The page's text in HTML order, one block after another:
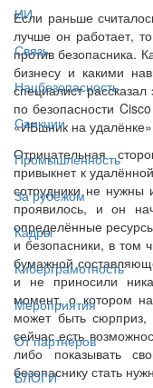
ИИ
Связь
Нацбезопасность
Санкции
Промышленность
За рубежом
Кадры
Киберграмотность
Мероприятия
От партнёров
БЛОГИ
Если раньше
лучше он работает,
против безопасника.
бизнесу и какими
специалист рассказал
по безопасности
«ИБшник на
Отрицательная
привыкнет к
сотрудники не
проявилось, и он
определённые
и безопасники, в том
бумажной
и не приносили
момент, о котором
может быть сюрприз,
сейчас есть
либо показывать
безопаснику стать